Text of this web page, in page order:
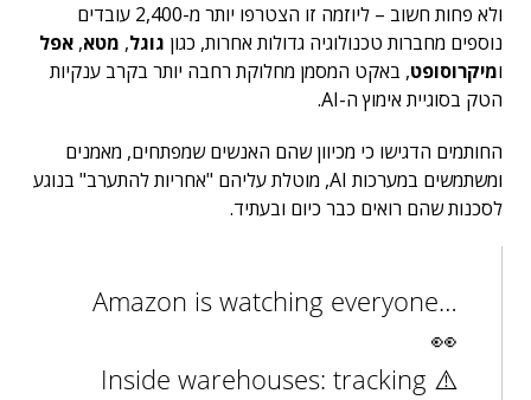
ולא פחות חשוב – ליוזמה זו הצטרפו יותר מ-2,400 עובדים
נוספים מחברות טכנולוגיה גדולות אחרות, כגון גוגל, מטא, אפל
ומיקרוסופט, באקט המסמן מחלוקת רחבה יותר בקרב ענקיות
הטק בסוגיית אימוץ ה-AI.
החותמים הדגישו כי מכיוון שהם האנשים שמפתחים, מאמנים
ומשתמשים במערכות AI, מוטלת עליהם "אחריות להתערב" בנוגע
לסכנות שהם רואים כבר כיום ובעתיד.
Amazon is watching everyone…
👀
⚠️ Inside warehouses: tracking